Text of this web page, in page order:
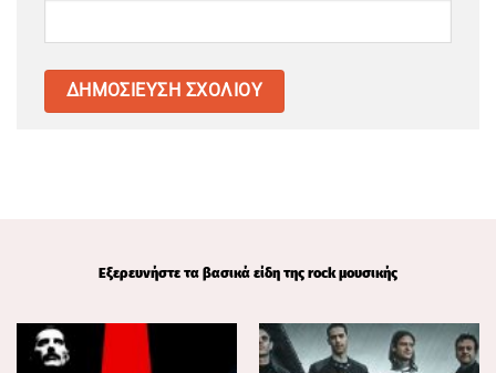
Εξερευνήστε τα βασικά είδη της rock μουσικής